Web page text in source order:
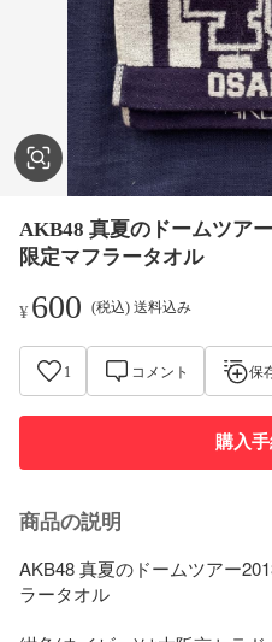
AKB48 真夏のドームツア
限定マフラータオル
¥600 (税込) 送料込み
1 コメント 保
購入
商品の説明
AKB48 真夏のドームツアー
ラータオル